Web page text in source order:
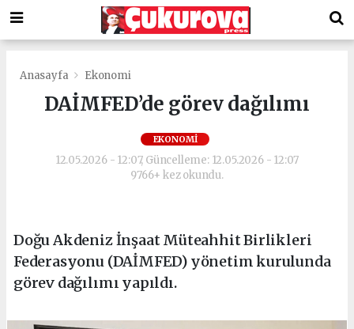
Anasayfa Ekonomi
DAİMFED’de görev dağılımı
EKONOMI
12.05.2026 - 12:07, Güncelleme: 12.05.2026 - 12:07
9766+ kez okundu.
Doğu Akdeniz İnşaat Müteahhit Birlikleri
Federasyonu (DAİMFED) yönetim kurulunda
görev dağılımı yapıldı.